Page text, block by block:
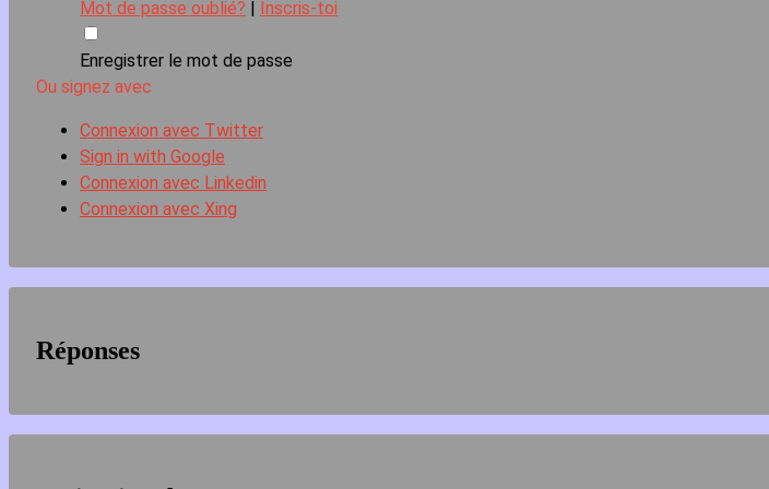
Mot de passe oublié? Inscris-toi
Enregistrer le mot de passe
Ou signez avec
Connexion avec Twitter
Sign in with Google
Connexion avec Linkedin
Connexion avec Xing
Réponses